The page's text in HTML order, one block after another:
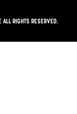
ALL RIGHTS RESERVED.